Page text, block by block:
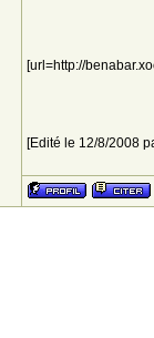
[url=http://
[Edité le 12/8/2008